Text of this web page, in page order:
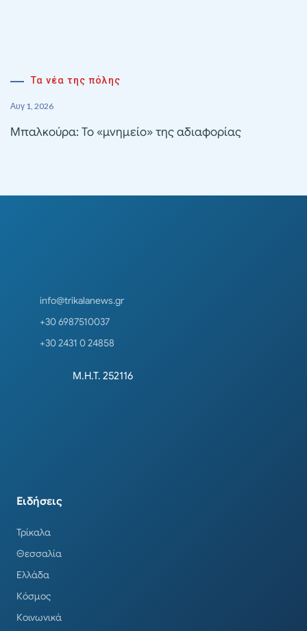
Τα νέα της πόλης
Αυγ 1, 2026
Μπαλκούρα: Το «μνημείο» της αδιαφορίας
info@trikalanews.gr
+30 6987510037
+30 2431 0 24858
Μ.Η.Τ. 252116
Ειδήσεις
Τρίκαλα
Θεσσαλία
Ελλάδα
Κόσμος
Κοινωνικά